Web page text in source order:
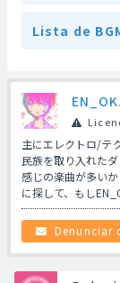
Lista de
主にエレクトロ/テ
民族を取り入れた
感じの楽曲が多い
に探して、もし
Denunciar